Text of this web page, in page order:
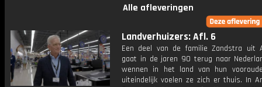
Alle afleveringen
Landverhuizers: Afl. 6
Een deel van de familie Zandstra uit
gaat in de jaren 90 terug naar
wennen in het land van hun
uiteindelijk voelen ze zich er thuis. In